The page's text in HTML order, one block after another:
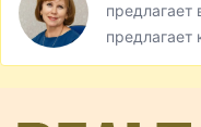
предлагает
предлагает